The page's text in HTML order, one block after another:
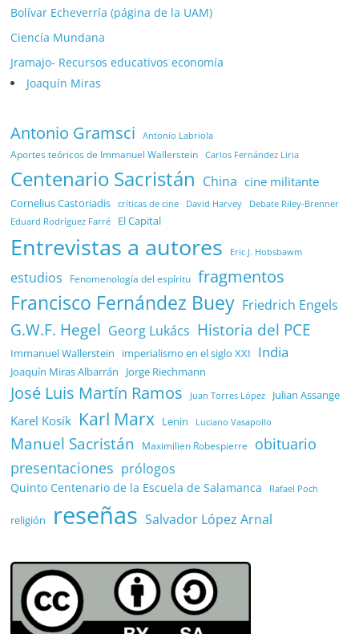
Bolívar Echeverría (página de la UAM)
Ciencía Mundana
Jramajo- Recursos educativos economía
Joaquín Miras
Antonio Gramsci Antonio Labriola
Aportes teóricos de Immanuel Wallerstein Carlos Fernández Liria
Centenario Sacristán China cine militante
Cornelius Castoriadis críticas de cine David Harvey Debate Riley-Brenner
Eduard Rodríguez Farré El Capital
Entrevistas a autores Eric J. Hobsbawm
estudios Fenomenología del espíritu fragmentos
Francisco Fernández Buey Friedrich Engels
G.W.F. Hegel Georg Lukács Historia del PCE
Immanuel Wallerstein imperialismo en el siglo XXI India
Joaquín Miras Albarrán Jorge Riechmann
José Luis Martín Ramos Juan Torres López Julian Assange
Karel Kosík Karl Marx Lenin Luciano Vasapollo
Manuel Sacristán Maximilien Robespierre
obituario
presentaciones prólogos
Quinto Centenario de la Escuela de Salamanca Rafael Poch
religión reseñas Salvador López Arnal